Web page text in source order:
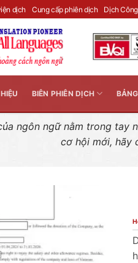
dịch Cung cấp phiên dịch Dịch
BIÊN PHIÊN DỊCH
ngôn ngữ nằm trong tay
cơ hội mới, hãy